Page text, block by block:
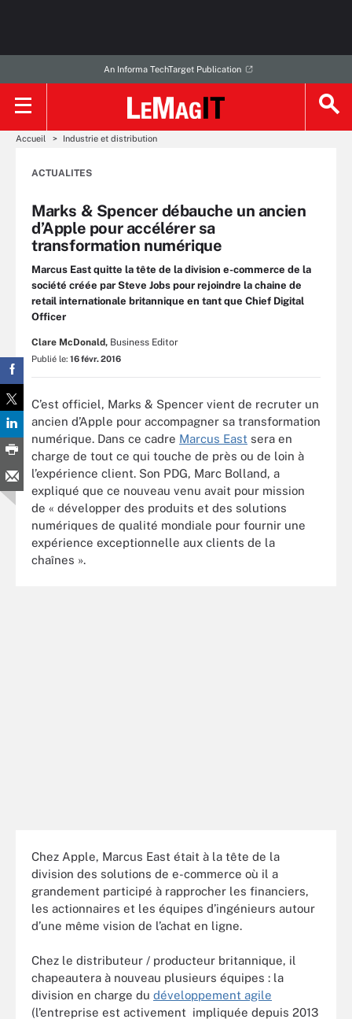
An Informa TechTarget Publication
Accueil Industrie et distribution
ACTUALITES
Marks & Spencer débauche un ancien
d’Apple pour accélérer sa
transformation numérique
Marcus East quitte la tête de la division e-commerce de la
société créée par Steve Jobs pour rejoindre la chaine de
retail internationale britannique en tant que Chief Digital
Officer
Clare McDonald, Business Editor
Publié le: 16 févr. 2016
C’est officiel, Marks & Spencer vient de recruter un
ancien d’Apple pour accompagner sa transformation
numérique. Dans ce cadre Marcus East sera en
charge de tout ce qui touche de près ou de loin à
l’expérience client. Son PDG, Marc Bolland, a
expliqué que ce nouveau venu avait pour mission
de « développer des produits et des solutions
numériques de qualité mondiale pour fournir une
expérience exceptionnelle aux clients de la
chaînes ».
Chez Apple, Marcus East était à la tête de la
division des solutions de e-commerce où il a
grandement participé à rapprocher les financiers,
les actionnaires et les équipes d’ingénieurs autour
d’une même vision de l’achat en ligne.
Chez le distributeur / producteur britannique, il
chapeautera à nouveau plusieurs équipes : la
division en charge du développement agile
(l’entreprise est activement impliquée depuis 2013